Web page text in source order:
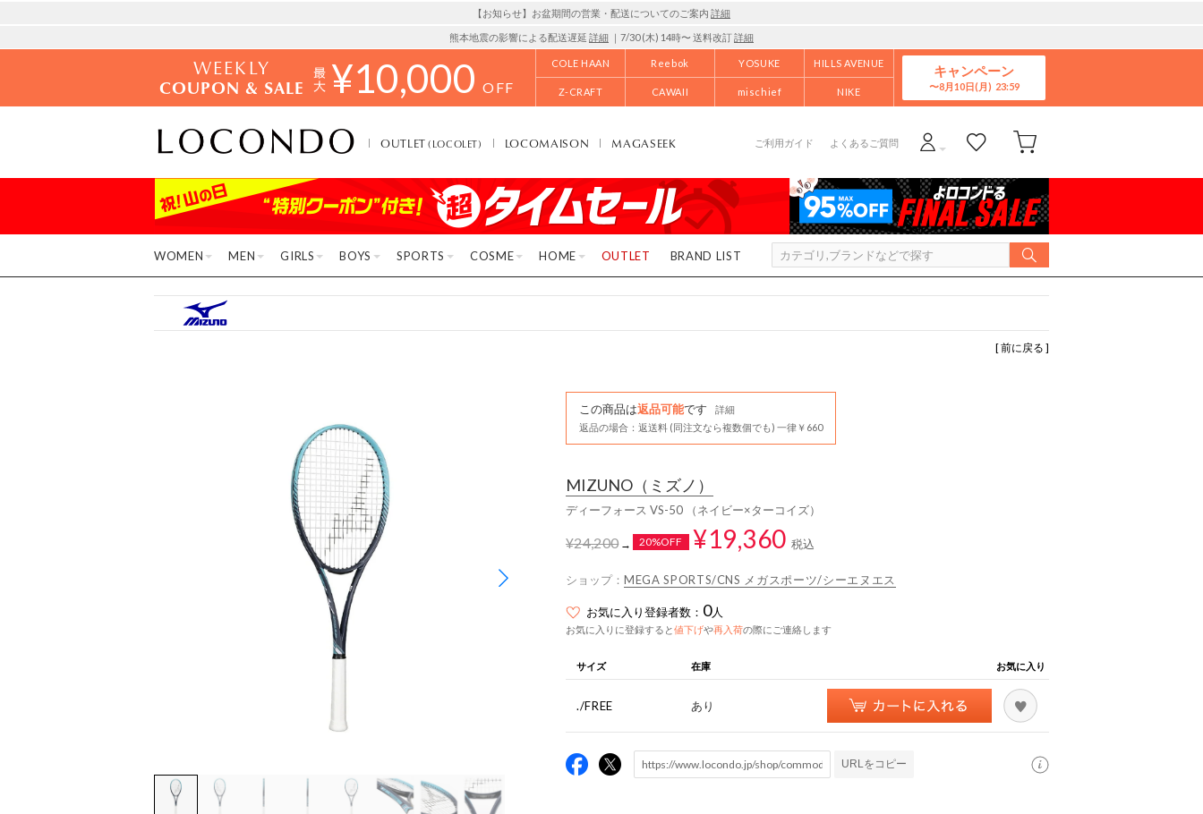
【お知らせ】お盆期間の営業・配送についてのご案内 詳細
熊本地震の影響による配送遅延 詳細 ｜7/30 (木) 14時〜 送料改訂詳細
WEEKLY
COUPON & SALE ¥10,000 OFF
COLE HAAN Reebok YOSUKE HILLS AVENUE
Z-CRAFT CAWAII mischief NIKE
キャンペーン
8月10日(月)
OUTLET(LOCOLET) LOCOMAISON MAGASEEK ご利用ガイド よくあるご質問
WOMEN MEN GIRLS BOYS SPORTS COSME HOME OUTLET BRAND LIST
[ 前に戻る ]
この商品は返品可能です
詳細
返品の場合：返送料 (同注文なら複数個でも) 一律￥660
MIZUNO （ミズノ）
ディーフォース VS-50 （ネイビー×ターコイズ）
¥24,200→ 20%OFF ¥19,360 税込
ショップ： MEGA SPORTS/CNS メガスポーツ/シーエヌエス
お気に入り登録者数： 0人
お気に入りに登録すると値下げや再入荷の際にご連絡します
サイズ 在庫 お気に入り
./FREE あり
URLをコピー